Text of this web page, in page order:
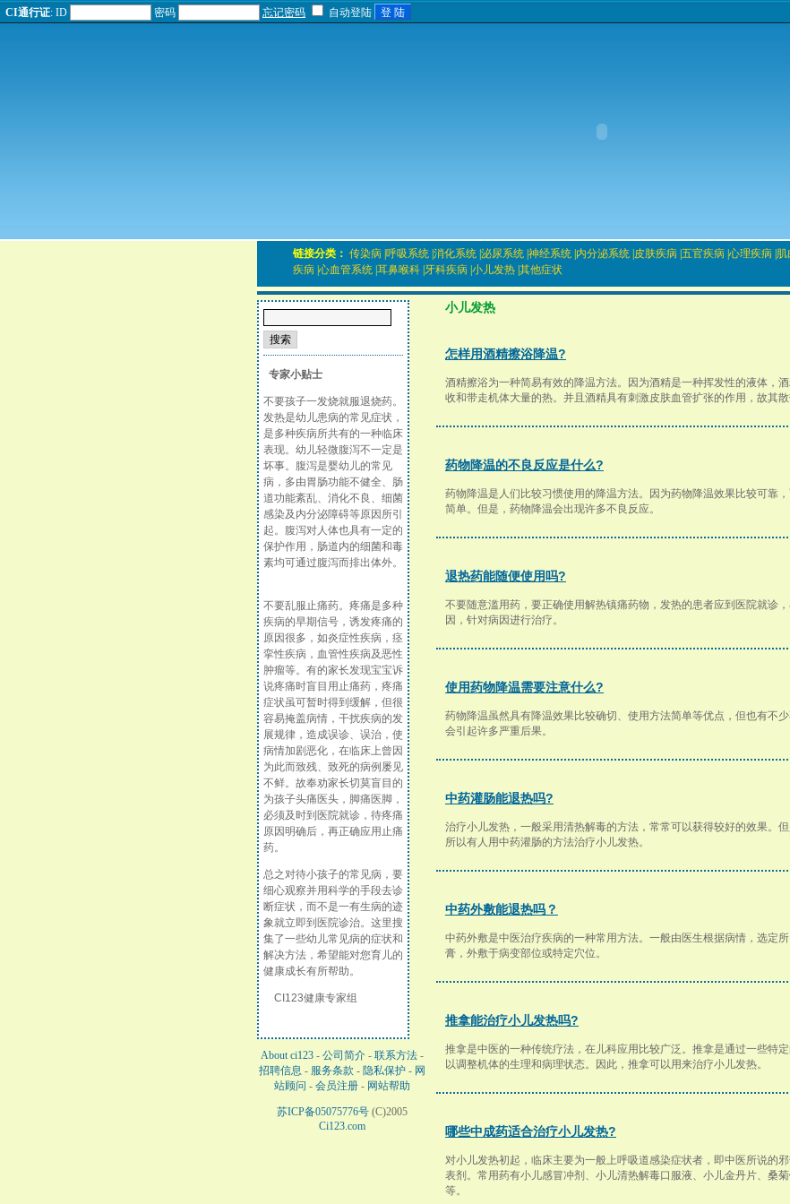
CI通行证: ID 密码 忘记密码 自动登陆
链接分类： 传染病 呼吸系统 消化系统 泌尿系统 神经系统 内分泌系统 皮肤疾病 五官疾病 心理疾病 肌
疾病 心血管系统 耳鼻喉科 牙科疾病 小儿发热 其他症状
专家小贴士
不要孩子一发烧就服退烧药。
发热是幼儿患病的常见症状，
是多种疾病所共有的一种临床
表现。幼儿轻微腹泻不一定是
坏事。腹泻是婴幼儿的常见
病，多由胃肠功能不健全、肠
道功能紊乱、消化不良、细菌
感染及内分泌障碍等原因所引
起。腹泻对人体也具有一定的
保护作用，肠道内的细菌和毒
素均可通过腹泻而排出体外。
不要乱服止痛药。疼痛是多种
疾病的早期信号，诱发疼痛的
原因很多，如炎症性疾病，痉
挛性疾病，血管性疾病及恶性
肿瘤等。有的家长发现宝宝诉
说疼痛时盲目用止痛药，疼痛
症状虽可暂时得到缓解，但很
容易掩盖病情，干扰疾病的发
展规律，造成误诊、误治，使
病情加剧恶化，在临床上曾因
为此而致残、致死的病例屡见
不鲜。故奉劝家长切莫盲目的
为孩子头痛医头，脚痛医脚，
必须及时到医院就诊，待疼痛
原因明确后，再正确应用止痛
药。
总之对待小孩子的常见病，要
细心观察并用科学的手段去诊
断症状，而不是一有生病的迹
象就立即到医院诊治。这里搜
集了一些幼儿常见病的症状和
解决方法，希望能对您育儿的
健康成长有所帮助。
CI123健康专家组
小儿发热
怎样用酒精擦浴降温?
酒精擦浴为一种简易有效的降温方法。因为酒精是一种挥发性的液体，
收和带走机体大量的热。并且酒精具有刺激皮肤血管扩张的作用，故其散
药物降温的不良反应是什么?
药物降温是人们比较习惯使用的降温方法。因为药物降温效果比较可靠
简单。但是，药物降温会出现许多不良反应。
退热药能随便使用吗?
不要随意滥用药，要正确使用解热镇痛药物，发热的患者应到医院就诊
因，针对病因进行治疗。
使用药物降温需要注意什么?
药物降温虽然具有降温效果比较确切、使用方法简单等优点，但也有不
会引起许多严重后果。
中药灌肠能退热吗?
治疗小儿发热，一般采用清热解毒的方法，常常可以获得较好的效果。
所以有人用中药灌肠的方法治疗小儿发热。
中药外敷能退热吗？
中药外敷是中医治疗疾病的一种常用方法。一般由医生根据病情，选定
膏，外敷于病变部位或特定穴位。
推拿能治疗小儿发热吗?
推拿是中医的一种传统疗法，在儿科应用比较广泛。推拿是通过一些特
以调整机体的生理和病理状态。因此，推拿可以用来治疗小儿发热。
哪些中成药适合治疗小儿发热?
对小儿发热初起，临床主要为一般上呼吸道感染症状者，即中医所说的
表剂。常用药有小儿感冒冲剂、小儿清热解毒口服液、小儿金丹片、桑
等。
About ci123 - 公司简介 - 联系方法 -
招聘信息 - 服务条款 - 隐私保护 - 网
站顾问 - 会员注册 - 网站帮助
苏ICP备05075776号 (C)2005
Ci123.com